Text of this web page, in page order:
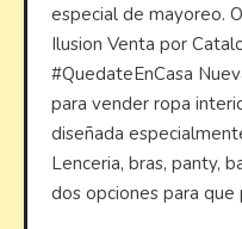
especial de mayoreo.
Ilusion Venta por
#QuedateEnCasa
para vender ropa
diseñada
Lenceria, bras, panty,
dos opciones para